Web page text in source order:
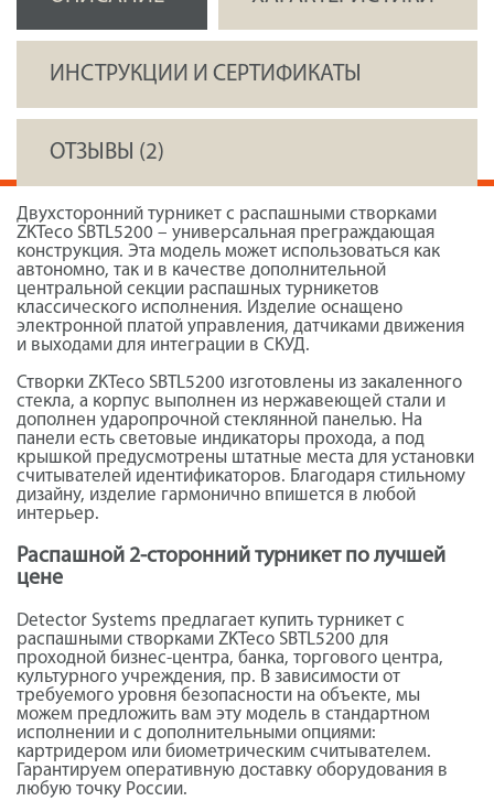
ИНСТРУКЦИИ И СЕРТИФИКАТЫ
ОТЗЫВЫ (2)
Двухсторонний турникет с распашными створками
ZKTeco SBTL5200 – универсальная преграждающая
конструкция. Эта модель может использоваться как
автономно, так и в качестве дополнительной
центральной секции распашных турникетов
классического исполнения. Изделие оснащено
электронной платой управления, датчиками движения
и выходами для интеграции в СКУД.
Створки ZKTeco SBTL5200 изготовлены из закаленного
стекла, а корпус выполнен из нержавеющей стали и
дополнен ударопрочной стеклянной панелью. На
панели есть световые индикаторы прохода, а под
крышкой предусмотрены штатные места для установки
считывателей идентификаторов. Благодаря стильному
дизайну, изделие гармонично впишется в любой
интерьер.
Распашной 2-сторонний турникет по лучшей
цене
Detector Systems предлагает купить турникет с
распашными створками ZKTeco SBTL5200 для
проходной бизнес-центра, банка, торгового центра,
культурного учреждения, пр. В зависимости от
требуемого уровня безопасности на объекте, мы
можем предложить вам эту модель в стандартном
исполнении и с дополнительными опциями:
картридером или биометрическим считывателем.
Гарантируем оперативную доставку оборудования в
любую точку России.